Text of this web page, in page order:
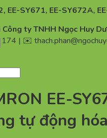
EE-SY671, EE-SY672A,
ty TNHH Ngọc Huy
174 | ✉️
EE-
tự động hóa